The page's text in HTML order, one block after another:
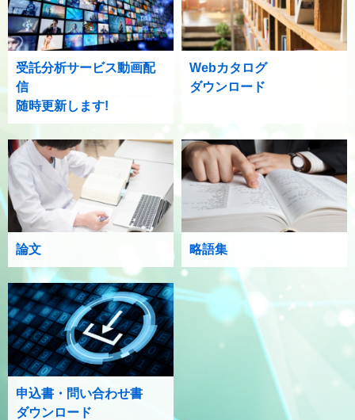
受託分析サービス動画配
信
随時更新します!
Webカタログ
ダウンロード
論文 略語集
申込書・問い合わせ書
ダウンロード